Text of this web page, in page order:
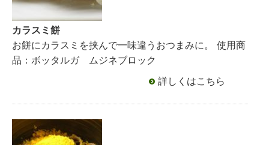
カラスミ餅
お餅にカラスミを挟んで一味違うおつまみに。 使用商
品：ボッタルガ ムジネブロック
詳しくはこちら